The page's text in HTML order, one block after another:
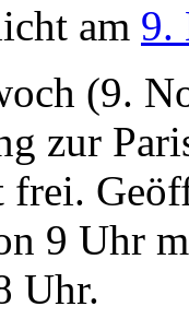
am 9.
(9.
zur
9 Uhr
Uhr.